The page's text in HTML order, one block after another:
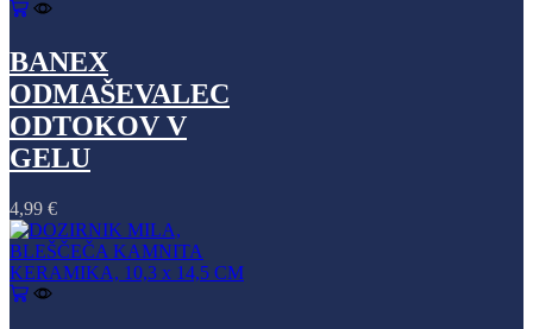
BANEX
ODMAŠEVALEC
ODTOKOV V
GELU
4,99 €